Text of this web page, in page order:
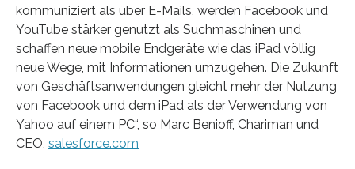
kommuniziert als über E-Mails, werden Facebook und
YouTube stärker genutzt als Suchmaschinen und
schaffen neue mobile Endgeräte wie das iPad völlig
neue Wege, mit Informationen umzugehen. Die Zukunft
von Geschäftsanwendungen gleicht mehr der Nutzung
von Facebook und dem iPad als der Verwendung von
Yahoo auf einem PC“, so Marc Benioff, Chariman und
CEO, salesforce.com